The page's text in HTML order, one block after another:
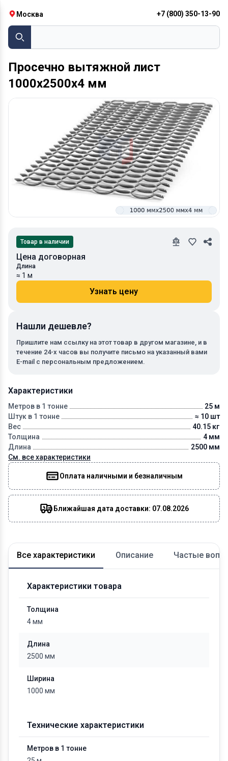
Москва +7 (800) 350-13-90
Тру
Просечно вытяжной лист
1000х2500х4 мм
Характеристики
Метров в 1 тонне
25 м
Штук в 1 тонне
≈ 10 шт
Вес
40.15 кг
Толщина
4 мм
Длина
2500 мм
См. все характеристики
Оплата наличными и безналичным
Ближайшая дата доставки: 07.08.2026
Товар в наличии
Цена договорная
Длина
≈ 1 м
Узнать цену
Нашли дешевле?
Пришлите нам ссылку на этот товар в другом магазине, и в
течение 24-х часов вы получите письмо на указанный вами
E-mail с персональным предложением.
Все характеристики Описание Частые
Характеристики товара
Толщина
4 мм
Длина
2500 мм
Ширина
1000 мм
Технические характеристики
Метров в 1 тонне